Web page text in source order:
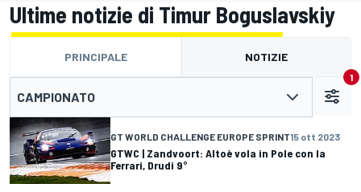
Ultime notizie di Timur Boguslavskiy
PRINCIPALE NOTIZIE
CAMPIONATO
1
GT WORLD CHALLENGE EUROPE SPRINT15 ott 2023
GTWC | Zandvoort: Altoè vola in Pole con la
Ferrari, Drudi 9°